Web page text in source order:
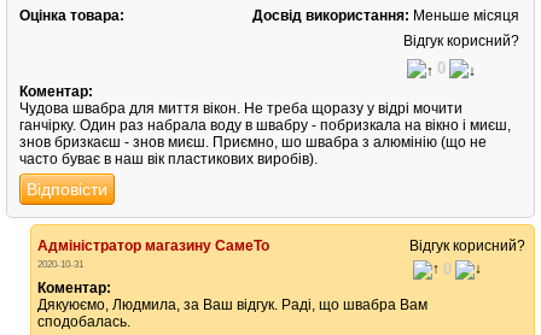
Оцінка товара: Досвід використання: Меньше місяця
Відгук корисний?
0
Коментар:
Чудова швабра для миття вікон. Не треба щоразу у відрі мочити
ганчірку. Один раз набрала воду в швабру - побризкала на вікно і миєш,
знов бризкаєш - знов миєш. Приємно, шо швабра з алюмінію (що не
часто буває в наш вік пластикових виробів).
Відповісти
Адміністратор магазину СамеТо
2020-10-31
Відгук корисний?
0
Коментар:
Дякуюємо, Людмила, за Ваш відгук. Раді, що швабра Вам
сподобалась.